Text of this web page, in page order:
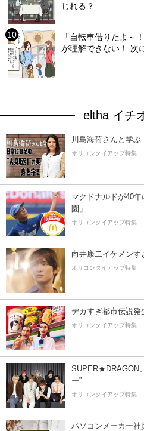
じれる？
「自転車借りたよ～
が理解できない！ 次
eltha イチ
川島海荷さんと学ぶ
オリコンタイアップ特集
マクドナルドが40
園」
オリコンタイアップ特集
向井康二イケメンす
オリコンタイアップ特集
デカすぎ都市伝説発
オリコンタイアップ特集
SUPER★DRAGON
ー”
オリコンタイアップ特集
パソコンメーカー社